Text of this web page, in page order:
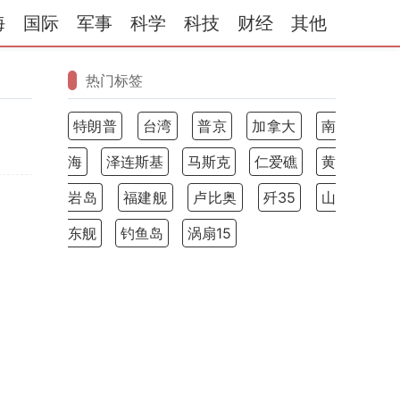
国际 军事 科学 科技 财经 其他
热门标签
特朗普 台湾 普京 加拿大
南
海
泽连斯基 马斯克 仁爱礁
黄
岩岛
福建舰 卢比奥 歼35
山
东舰
钓鱼岛 涡扇15